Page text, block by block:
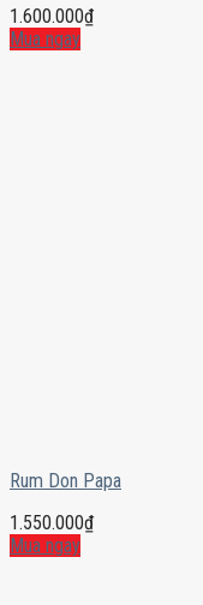
1.600.000₫
Mua ngay
Rum Don Papa
1.550.000₫
Mua ngay